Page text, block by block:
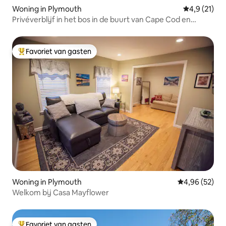
Woning in Plymouth
4,9 (21)
Privéverblijf in het bos in de buurt van Cape Cod en
Topfavoriet van gasten
Favoriet van gasten
Woning in Plymouth Gemiddelde
4,96 (52)
Welkom bij Casa Mayflower